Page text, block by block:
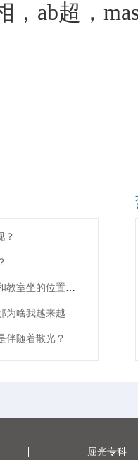
ab超，
？
惠阳希玛眼科医院：孩子近视和教室坐的位置有关？
医生说成年后近视基本稳定，那为啥我越来越看不清了？
伴随着散光？
屈光专科